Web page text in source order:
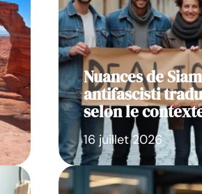
Nuances de
antifascisti
selon le
16 juillet 2026